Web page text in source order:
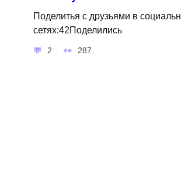
Поделитья с друзьями в
сетях:42Поделились
2 287